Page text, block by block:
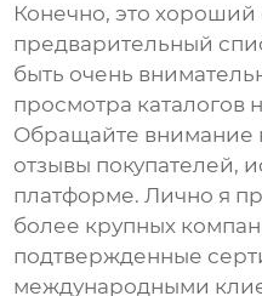
Конечно, это хороший
предварительный
быть очень
просмотра каталогов
Обращайте внимание
отзывы покупателей,
платформе. Лично я
более крупных
подтвержденные
международными